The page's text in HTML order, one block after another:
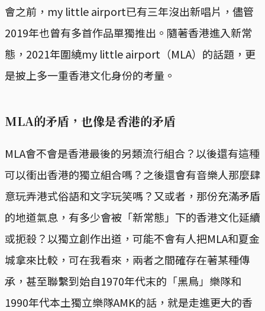
會之前，my little airport已有三年沒出新唱片，儘管
2019年也曾有多首作品單獨推出。隨著香港進入新常
態，2021年圍繞my little airport（MLA）的話題，更
是披上多一重香港文化身份的考量。
MLA的矛盾，也像是香港的矛盾
MLA會不會是香港最後的另類流行組合？以後還有這種
可以衝出香港的獨立組合嗎？之後還會有音樂人那麼肆
意玩弄港式俗語和文字玩笑嗎？又或者，那份充滿矛盾
的地道氣息，有多少會被「新常態」下的香港文化延續
或扼殺？以獨立創作出道，可能不會有人把MLA和夏金
城拿來比較，可在我看來，兩者之間確存在著某種傳
承，甚至聯繫到始自1970年代末的「黑鳥」樂隊和
1990年代本土獨立樂隊AMK的話，就是走進更大的香